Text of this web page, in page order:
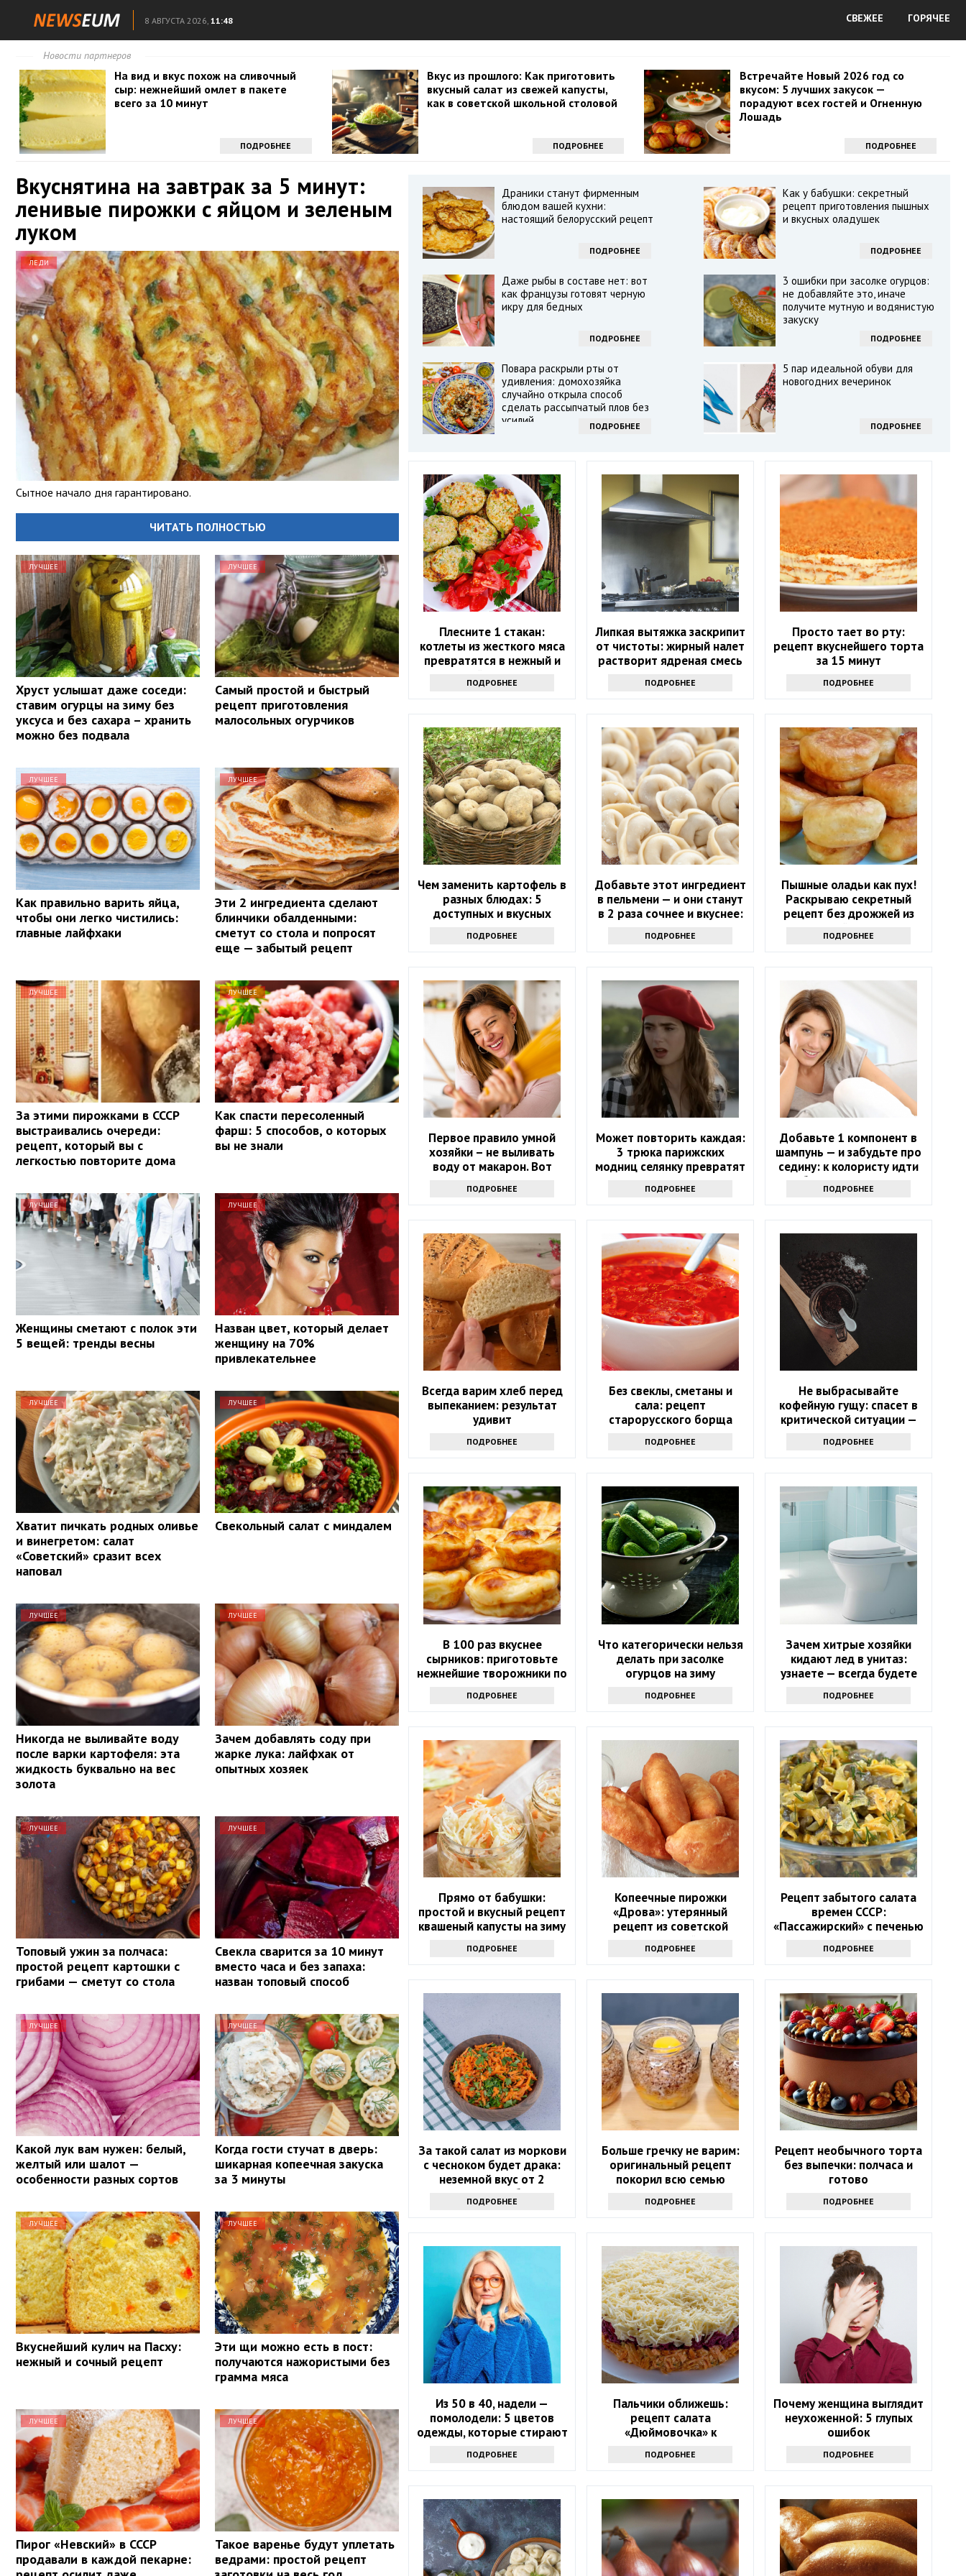
8 АВГУСТА 2026, 11:48 СВЕЖЕЕ ГОРЯЧЕЕ
Новости партнеров
На вид и вкус похож на сливочный
сыр: нежнейший омлет в пакете
всего за 10 минут
ПОДРОБНЕЕ
Вкус из прошлого: Как приготовить
вкусный салат из свежей капусты,
как в советской школьной столовой
ПОДРОБНЕЕ
Встречайте Новый 2026 год со
вкусом: 5 лучших закусок —
порадуют всех гостей и Огненную
Лошадь
ПОДРОБНЕЕ
Вкуснятина на завтрак за 5 минут:
ленивые пирожки с яйцом и зеленым
луком
ЛЕДИ
Сытное начало дня гарантировано.
ЧИТАТЬ ПОЛНОСТЬЮ
ЛУЧШЕЕ
Хруст услышат даже соседи:
ставим огурцы на зиму без
уксуса и без сахара – хранить
можно без подвала
ЛУЧШЕЕ
Самый простой и быстрый
рецепт приготовления
малосольных огурчиков
ЛУЧШЕЕ
Как правильно варить яйца,
чтобы они легко чистились:
главные лайфхаки
ЛУЧШЕЕ
Эти 2 ингредиента сделают
блинчики обалденными:
сметут со стола и попросят
еще — забытый рецепт
ЛУЧШЕЕ
За этими пирожками в СССР
выстраивались очереди:
рецепт, который вы с
легкостью повторите дома
ЛУЧШЕЕ
Как спасти пересоленный
фарш: 5 способов, о которых
вы не знали
ЛУЧШЕЕ
Женщины сметают с полок эти
5 вещей: тренды весны
ЛУЧШЕЕ
Назван цвет, который делает
женщину на 70%
привлекательнее
ЛУЧШЕЕ
Хватит пичкать родных оливье
и винегретом: салат
«Советский» сразит всех
наповал
ЛУЧШЕЕ
Свекольный салат с миндалем
ЛУЧШЕЕ
Никогда не выливайте воду
после варки картофеля: эта
жидкость буквально на вес
золота
ЛУЧШЕЕ
Зачем добавлять соду при
жарке лука: лайфхак от
опытных хозяек
ЛУЧШЕЕ
Топовый ужин за полчаса:
простой рецепт картошки с
грибами — сметут со стола
ЛУЧШЕЕ
Свекла сварится за 10 минут
вместо часа и без запаха:
назван топовый способ
ЛУЧШЕЕ
Какой лук вам нужен: белый,
желтый или шалот —
особенности разных сортов
ЛУЧШЕЕ
Когда гости стучат в дверь:
шикарная копеечная закуска
за 3 минуты
ЛУЧШЕЕ
Вкуснейший кулич на Пасху:
нежный и сочный рецепт
ЛУЧШЕЕ
Эти щи можно есть в пост:
получаются нажористыми без
грамма мяса
ЛУЧШЕЕ
Пирог «Невский» в СССР
продавали в каждой пекарне:
ЛУЧШЕЕ
Такое варенье будут уплетать
ведрами: простой рецепт
Драники станут фирменным
блюдом вашей кухни:
настоящий белорусский рецепт
ПОДРОБНЕЕ
Как у бабушки: секретный
рецепт приготовления пышных
и вкусных оладушек
ПОДРОБНЕЕ
Даже рыбы в составе нет: вот
как французы готовят черную
икру для бедных
ПОДРОБНЕЕ
3 ошибки при засолке огурцов:
не добавляйте это, иначе
получите мутную и водянистую
закуску
ПОДРОБНЕЕ
Повара раскрыли рты от
удивления: домохозяйка
случайно открыла способ
сделать рассыпчатый плов без
усилий
ПОДРОБНЕЕ
5 пар идеальной обуви для
новогодних вечеринок
ПОДРОБНЕЕ
Плесните 1 стакан:
котлеты из жесткого мяса
превратятся в нежный и
сочный деликатес
ПОДРОБНЕЕ
Липкая вытяжка заскрипит
от чистоты: жирный налет
растворит ядреная смесь
ПОДРОБНЕЕ
Просто тает во рту:
рецепт вкуснейшего торта
за 15 минут
ПОДРОБНЕЕ
Чем заменить картофель в
разных блюдах: 5
доступных и вкусных
ПОДРОБНЕЕ
Добавьте этот ингредиент
в пельмени — и они станут
в 2 раза сочнее и вкуснее:
ПОДРОБНЕЕ
Пышные оладьи как пух!
Раскрываю секретный
рецепт без дрожжей из
маминой тетради
ПОДРОБНЕЕ
Первое правило умной
хозяйки – не выливать
воду от макарон. Вот
ПОДРОБНЕЕ
Может повторить каждая:
3 трюка парижских
модниц селянку превратят
ПОДРОБНЕЕ
Добавьте 1 компонент в
шампунь — и забудьте про
седину: к колористу идти
больше не нужно
ПОДРОБНЕЕ
Всегда варим хлеб перед
выпеканием: результат
удивит
ПОДРОБНЕЕ
Без свеклы, сметаны и
сала: рецепт
старорусского борща
равнодушным
ПОДРОБНЕЕ
Не выбрасывайте
кофейную гущу: спасет в
критической ситуации —
лайфхак от опытных
хозяек
ПОДРОБНЕЕ
В 100 раз вкуснее
сырников: приготовьте
нежнейшие творожники по
ПОДРОБНЕЕ
Что категорически нельзя
делать при засолке
огурцов на зиму
ПОДРОБНЕЕ
Зачем хитрые хозяйки
кидают лед в унитаз:
узнаете — всегда будете
ПОДРОБНЕЕ
Прямо от бабушки:
простой и вкусный рецепт
квашеный капусты на зиму
ПОДРОБНЕЕ
Копеечные пирожки
«Дрова»: утерянный
рецепт из советской
столовой
ПОДРОБНЕЕ
Рецепт забытого салата
времен СССР:
«Пассажирский» с печенью
ПОДРОБНЕЕ
За такой салат из моркови
с чесноком будет драка:
неземной вкус от 2
секретных добавок
ПОДРОБНЕЕ
Больше гречку не варим:
оригинальный рецепт
покорил всю семью
ПОДРОБНЕЕ
Рецепт необычного торта
без выпечки: полчаса и
готово
ПОДРОБНЕЕ
Из 50 в 40, надели —
помолодели: 5 цветов
одежды, которые стирают
ПОДРОБНЕЕ
Пальчики оближешь:
рецепт салата
«Дюймовочка» к
ПОДРОБНЕЕ
Почему женщина выглядит
неухоженной: 5 глупых
ошибок
ПОДРОБНЕЕ